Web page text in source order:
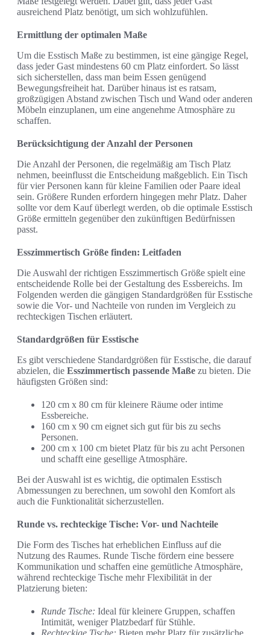
ausreichend Platz benötigt, um sich wohlzufühlen.
Ermittlung der optimalen Maße
Um die Esstisch Maße zu bestimmen, ist eine gängige Regel,
dass jeder Gast mindestens 60 cm Platz einfordert. So lässt
sich sicherstellen, dass man beim Essen genügend
Bewegungsfreiheit hat. Darüber hinaus ist es ratsam,
großzügigen Abstand zwischen Tisch und Wand oder anderen
Möbeln einzuplanen, um eine angenehme Atmosphäre zu
schaffen.
Berücksichtigung der Anzahl der Personen
Die Anzahl der Personen, die regelmäßig am Tisch Platz
nehmen, beeinflusst die Entscheidung maßgeblich. Ein Tisch
für vier Personen kann für kleine Familien oder Paare ideal
sein. Größere Runden erfordern hingegen mehr Platz. Daher
sollte vor dem Kauf überlegt werden, ob die optimale Esstisch
Größe ermitteln gegenüber den zukünftigen Bedürfnissen
passt.
Esszimmertisch Größe finden: Leitfaden
Die Auswahl der richtigen Esszimmertisch Größe spielt eine
entscheidende Rolle bei der Gestaltung des Essbereichs. Im
Folgenden werden die gängigen Standardgrößen für Esstische
sowie die Vor- und Nachteile von runden im Vergleich zu
rechteckigen Tischen erläutert.
Standardgrößen für Esstische
Es gibt verschiedene Standardgrößen für Esstische, die darauf
abzielen, die Esszimmertisch passende Maße zu bieten. Die
häufigsten Größen sind:
120 cm x 80 cm für kleinere Räume oder intime
Essbereiche.
160 cm x 90 cm eignet sich gut für bis zu sechs
Personen.
200 cm x 100 cm bietet Platz für bis zu acht Personen
und schafft eine gesellige Atmosphäre.
Bei der Auswahl ist es wichtig, die optimalen Esstisch
Abmessungen zu berechnen, um sowohl den Komfort als
auch die Funktionalität sicherzustellen.
Runde vs. rechteckige Tische: Vor- und Nachteile
Die Form des Tisches hat erheblichen Einfluss auf die
Nutzung des Raumes. Runde Tische fördern eine bessere
Kommunikation und schaffen eine gemütliche Atmosphäre,
während rechteckige Tische mehr Flexibilität in der
Platzierung bieten:
Runde Tische: Ideal für kleinere Gruppen, schaffen
Intimität, weniger Platzbedarf für Stühle.